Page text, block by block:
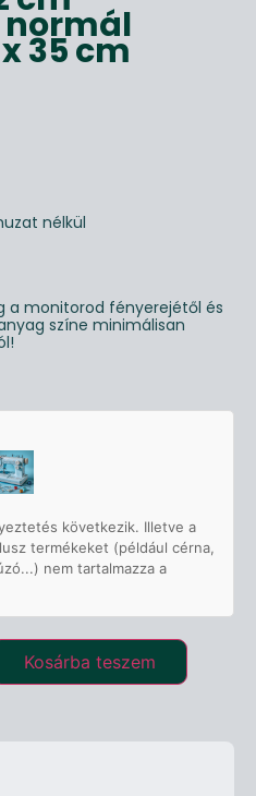
35 cm
nélkül
a monitorod fényerejétől és
színe minimálisan
következik. Illetve a
termékeket (például cérna,
nem tartalmazza a
Kosárba teszem